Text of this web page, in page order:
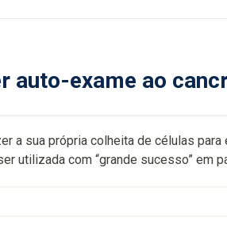
auto-exame ao
a sua própria colheita de células para
utilizada com “grande sucesso” em